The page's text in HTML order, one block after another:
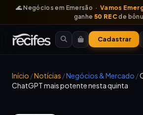
🌊 Negócios em Emersão · Vamos
ganhe50 RECde
Cadastrar
Início /Notícias /Negócios & Mercado /
ChatGPT mais potente nesta quinta